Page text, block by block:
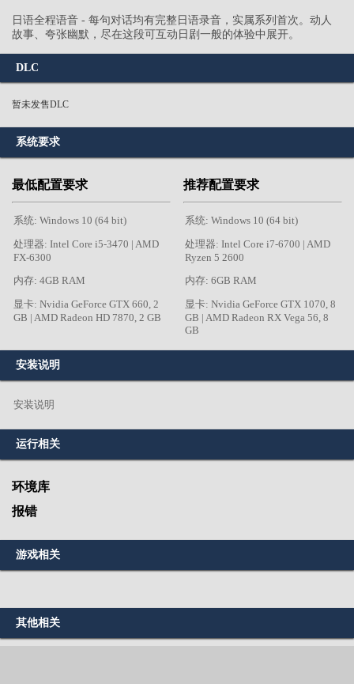
日语全程语音 - 每句对话均有完整日语录音，实属系列首次。动人
故事、夸张幽默，尽在这段可互动日剧一般的体验中展开。
DLC
暂未发售DLC
系统要求
最低配置要求
系统: Windows 10 (64 bit)
处理器: Intel Core i5-3470 | AMD
FX-6300
内存: 4GB RAM
显卡: Nvidia GeForce GTX 660, 2
GB | AMD Radeon HD 7870, 2 GB
推荐配置要求
系统: Windows 10 (64 bit)
处理器: Intel Core i7-6700 | AMD
Ryzen 5 2600
内存: 6GB RAM
显卡: Nvidia GeForce GTX 1070, 8
GB | AMD Radeon RX Vega 56, 8
GB
安装说明
安装说明
运行相关
环境库
报错
游戏相关
其他相关